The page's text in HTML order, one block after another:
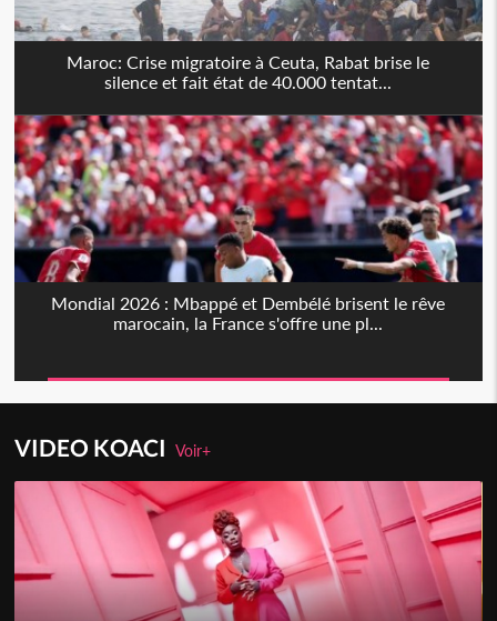
Maroc: Crise migratoire à Ceuta, Rabat brise le
silence et fait état de 40.000 tentat...
‎‎Mondial 2026 : Mbappé et Dembélé brisent le rêve
marocain, la France s'offre une pl...
VIDEO KOACIVoir+